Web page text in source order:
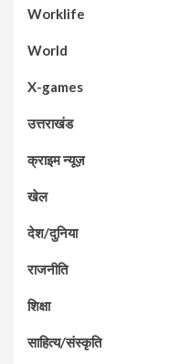
Worklife
World
X-games
उत्तराखंड
क्राइम न्यूज़
खेल
देश/दुनिया
राजनीति
शिक्षा
साहित्य/संस्कृति